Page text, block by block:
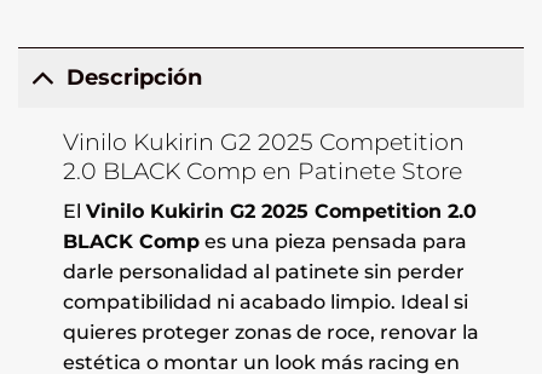
Descripción
Vinilo Kukirin G2 2025 Competition
2.0 BLACK Comp en Patinete Store
El Vinilo Kukirin G2 2025 Competition 2.0
BLACK Compes una pieza pensada para
darle personalidad al patinete sin perder
compatibilidad ni acabado limpio. Ideal si
quieres proteger zonas de roce, renovar la
estética o montar un look más racing en